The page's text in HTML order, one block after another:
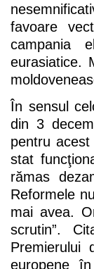
favoare
campania
eurasiatice.
În sensul
din 3
pentru
stat
rămas
Reformele
mai avea.
scrutin”.
Premierului
europene